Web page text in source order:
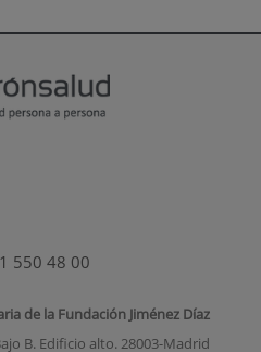
550 48 00
de la Fundación Jiménez Díaz
B. Edificio alto. 28003-Madrid